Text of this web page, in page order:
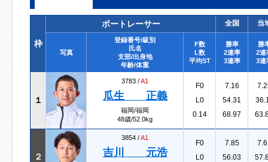
枠
ボートレーサー 全国 当
写真
登録番号/級別
氏名
支部/出身地
年齢/体重
F数
L数
平均ST
勝率
2連率
3連率
勝
2連
3連
１
3783 /A1
瓜生 正義
福岡/福岡
48歳/52.0kg
F0
L0
0.14
7.16
54.31
68.97
２
3854 /A1
吉川 元浩
F0
L0
7.85
56.03